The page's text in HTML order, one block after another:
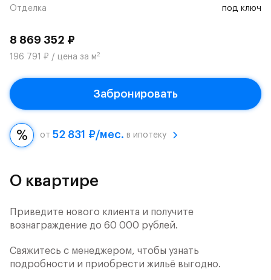
Отделка под ключ
8 869 352 ₽
196 791 ₽ / цена за м2
Забронировать
от 52 831 ₽/мес. в ипотеку
О квартире
Приведите нового клиента и получите
вознаграждение до 60 000 рублей.
Свяжитесь с менеджером, чтобы узнать
подробности и приобрести жильё выгодно.